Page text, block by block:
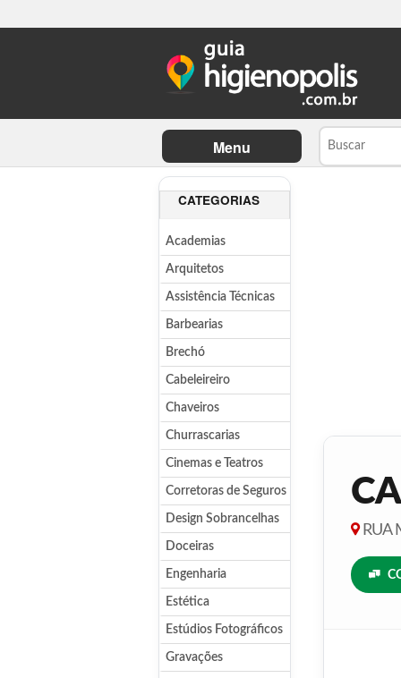
Menu
CATEGORIAS
Academias
Arquitetos
Assistência Técnicas
Barbearias
Brechó
Cabeleireiro
Chaveiros
Churrascarias
Cinemas e Teatros
Corretoras de Seguros
Design Sobrancelhas
Doceiras
Engenharia
Estética
Estúdios Fotográficos
Gravações
RUA